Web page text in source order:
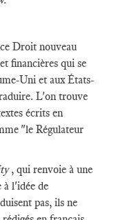
Droit nouveau
financières qui se
Uni et aux États-
L'on trouve
écrits en
"le Régulateur
, qui renvoie à une
à l'idée de
pas, ils ne